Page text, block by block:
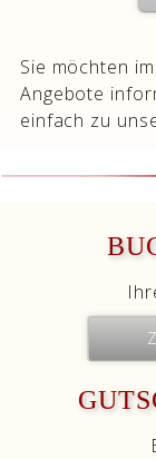
Sie möchten
Angebote
einfach zu